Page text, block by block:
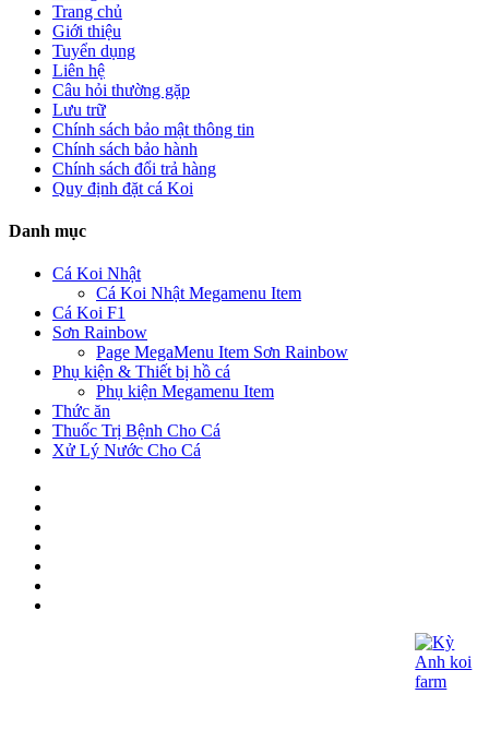
Trang chủ
Giới thiệu
Tuyển dụng
Liên hệ
Câu hỏi thường gặp
Lưu trữ
Chính sách bảo mật thông tin
Chính sách bảo hành
Chính sách đổi trả hàng
Quy định đặt cá Koi
Danh mục
Cá Koi Nhật
Cá Koi Nhật Megamenu Item
Cá Koi F1
Sơn Rainbow
Page MegaMenu Item Sơn Rainbow
Phụ kiện & Thiết bị hồ cá
Phụ kiện Megamenu Item
Thức ăn
Thuốc Trị Bệnh Cho Cá
Xử Lý Nước Cho Cá